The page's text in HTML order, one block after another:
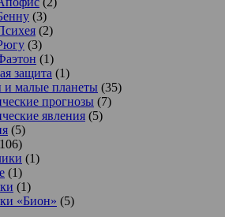
(3)
(2)
(3)
(1)
защита (1)
и малые планеты (35)
прогнозы (7)
явления (5)
(5)
(1)
(1)
(1)
«Бион» (5)